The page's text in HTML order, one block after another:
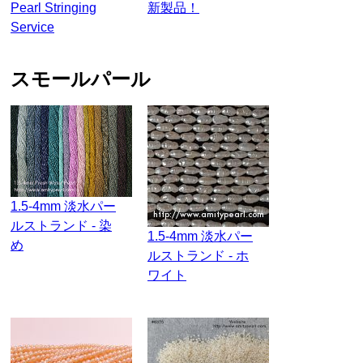
Pearl Stringing
Service
新製品！
スモールパール
1.5-4mm 淡水パー
ルストランド - 染
め
1.5-4mm 淡水パー
ルストランド - ホ
ワイト